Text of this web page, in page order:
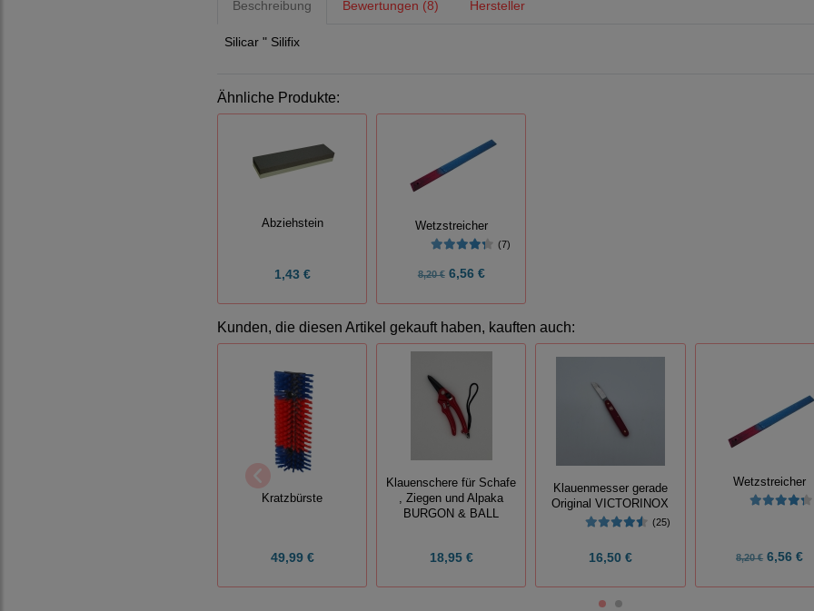
Beschreibung Bewertungen (8) Hersteller
Silicar " Silifix
Ähnliche Produkte:
Abziehstein
1,43 €
Wetzstreicher
(7)
8,20 €6,56 €
Kunden, die diesen Artikel gekauft haben, kauften auch:
Kratzbürste
49,99 €
Klauenschere für Schafe
, Ziegen und Alpaka
BURGON & BALL
18,95 €
Klauenmesser gerade
Original VICTORINOX
(25)
16,50 €
Wetzstreicher
8,20 € 6,56 €